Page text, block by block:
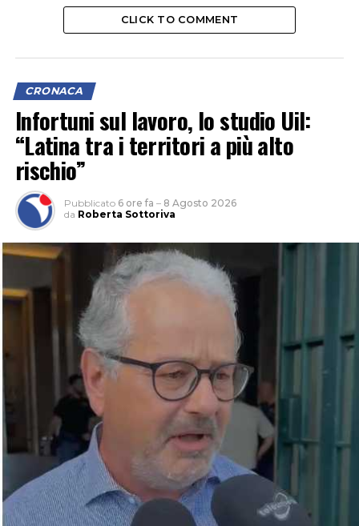
CLICK TO COMMENT
CRONACA
Infortuni sul lavoro, lo studio Uil:
“Latina tra i territori a più alto
rischio”
Pubblicato 6 ore fa – 8 Agosto 2026
da Roberta Sottoriva